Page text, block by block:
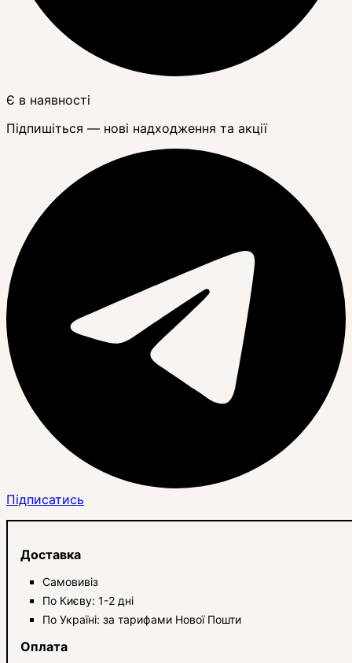
Є в наявності
Підпишіться — нові надходження та акції
Підписатись
Доставка
Самовивіз
По Києву: 1-2 дні
По Україні: за тарифами Нової Пошти
Оплата